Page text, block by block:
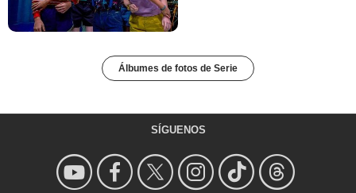
Álbumes de fotos de Serie
SÍGUENOS